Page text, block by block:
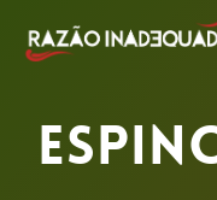
content